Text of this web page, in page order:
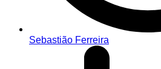
Sebastião Ferreira